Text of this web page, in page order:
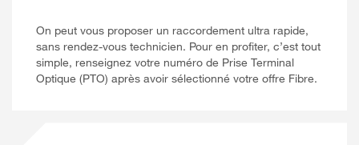
On peut vous proposer un raccordement ultra rapide,
sans rendez-vous technicien. Pour en profiter, c’est tout
simple, renseignez votre numéro de Prise Terminal
Optique (PTO) après avoir sélectionné votre offre Fibre.